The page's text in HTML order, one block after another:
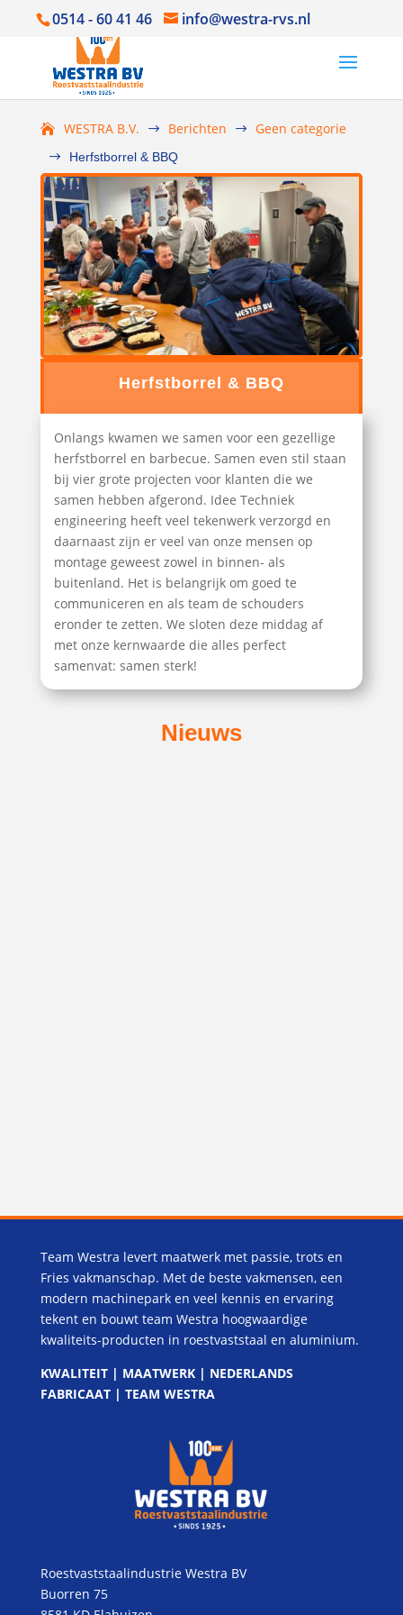
0514 - 60 41 46 info@westra-rvs.nl
WESTRA B.V. $ Berichten $ Geen categorie
$ Herfstborrel & BBQ
Herfstborrel & BBQ
Onlangs kwamen we samen voor een gezellige
herfstborrel en barbecue. Samen even stil staan
bij vier grote projecten voor klanten die we
samen hebben afgerond. Idee Techniek
engineering heeft veel tekenwerk verzorgd en
daarnaast zijn er veel van onze mensen op
montage geweest zowel in binnen- als
buitenland. Het is belangrijk om goed te
communiceren en als team de schouders
eronder te zetten. We sloten deze middag af
met onze kernwaarde die alles perfect
samenvat: samen sterk!
Nieuws
Team Westra levert maatwerk met passie, trots en
Fries vakmanschap. Met de beste vakmensen, een
modern machinepark en veel kennis en ervaring
tekent en bouwt team Westra hoogwaardige
kwaliteits-producten in roestvaststaal en aluminium.
KWALITEIT | MAATWERK | NEDERLANDS
FABRICAAT | TEAM WESTRA
Roestvaststaalindustrie Westra BV
Buorren 75